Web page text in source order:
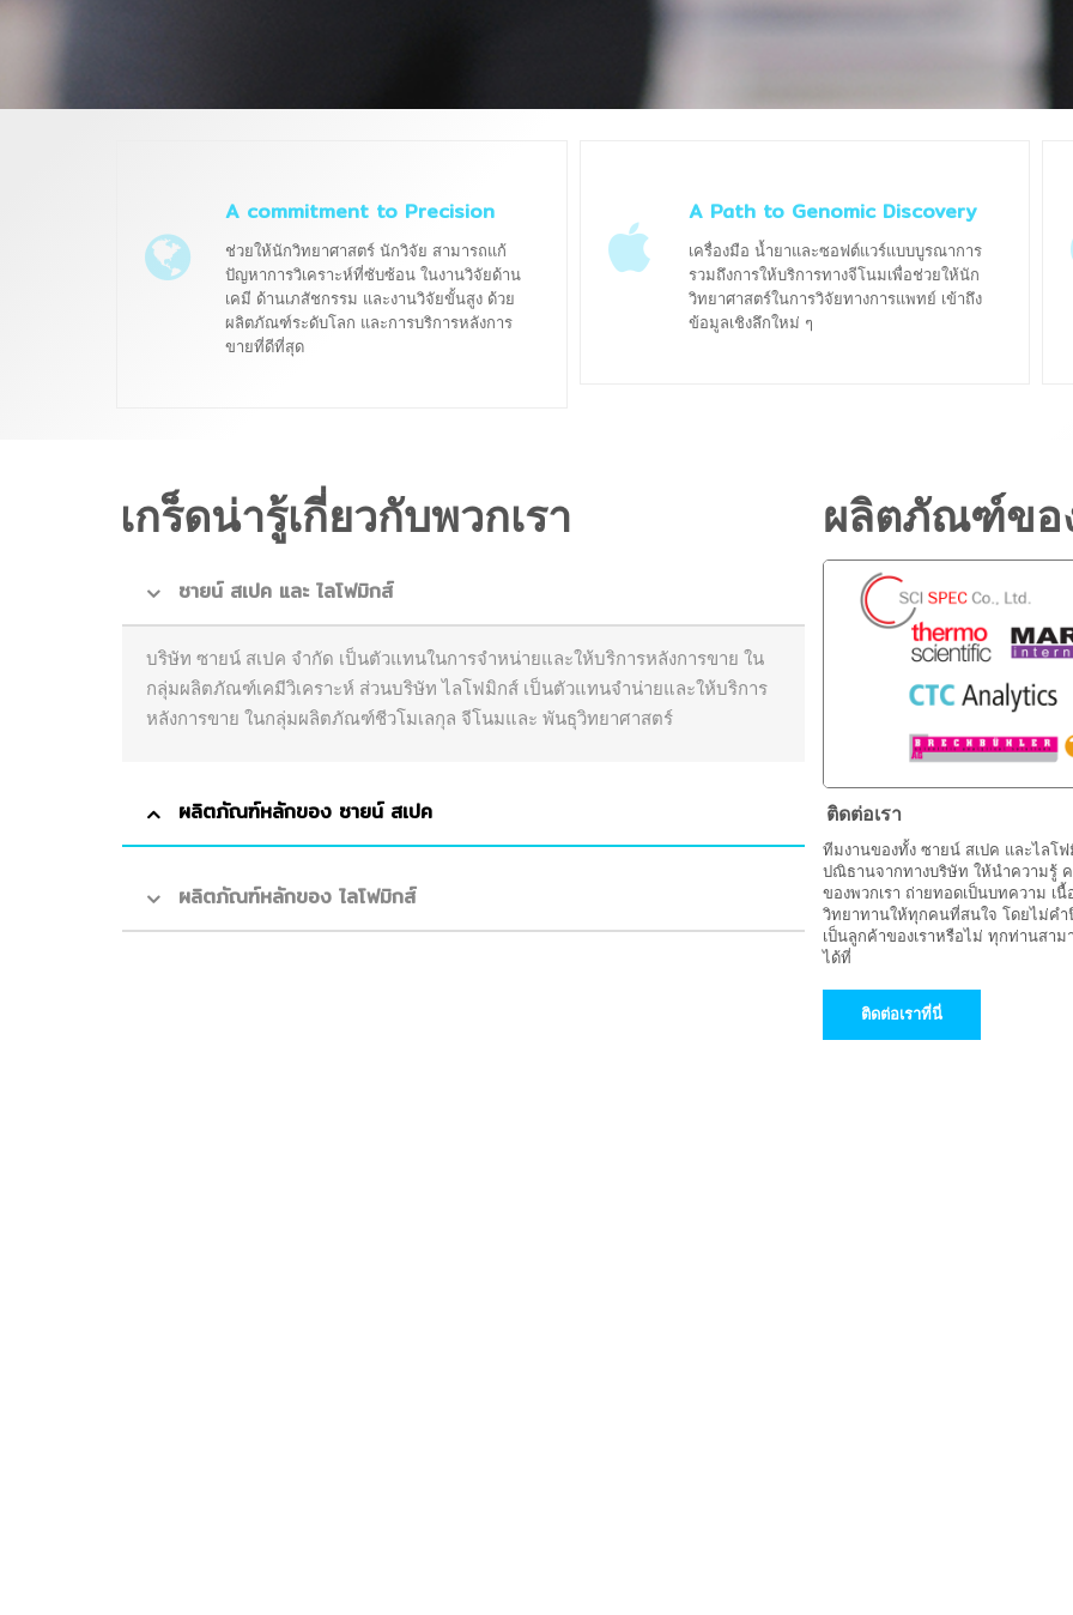
A commitment to Precision
ช่วยให้นักวิทยาศาสตร์ นักวิจัย สามารถแก้
ปัญหาการวิเคราะห์ที่ซับซ้อน ในงานวิจัยด้าน
เคมี ด้านเภสัชกรรม และงานวิจัยขั้นสูง ด้วย
ผลิตภัณฑ์ระดับโลก และการบริการหลังการ
ขายที่ดีที่สุด
A Path to Genomic Discovery
เครื่องมือ น้ำยาและซอฟต์แวร์แบบบูรณาการ
รวมถึงการให้บริการทางจีโนมเพื่อช่วยให้นัก
วิทยาศาสตร์ในการวิจัยทางการแพทย์ เข้าถึง
ข้อมูลเชิงลึกใหม่ ๆ
เกร็ดน่ารู้เกี่ยวกับพวกเรา
ซายน์ สเปค และ ไลโฟมิกส์
บริษัท ซายน์ สเปค จำกัด เป็นตัวแทนในการจำหน่ายและให้บริการหลังการขาย ใน
กลุ่มผลิตภัณฑ์เคมีวิเคราะห์ ส่วนบริษัท ไลโฟมิกส์ เป็นตัวแทนจำน่ายและให้บริการ
หลังการขาย ในกลุ่มผลิตภัณฑ์ชีวโมเลกุล จีโนมและ พันธุวิทยาศาสตร์
ผลิตภัณฑ์หลักของ ซายน์ สเปค
ผลิตภัณฑ์หลักของ ไลโฟมิกส์
ผลิตภัณฑ์ขอ
ติดต่อเรา
ทีมงานของทั้ง ซายน์ สเปค และไลโ
ปณิธานจากทางบริษัท ให้นำความรู้
ของพวกเรา ถ่ายทอดเป็นบทความ เนื้
วิทยาทานให้ทุกคนที่สนใจ โดยไม่คำ
เป็นลูกค้าของเราหรือไม่ ทุกท่านสาม
ได้ที่
ติดต่อเราที่นี่